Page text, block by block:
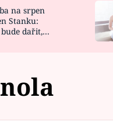
DESIGN
na srpen
Stanku:
dařit,